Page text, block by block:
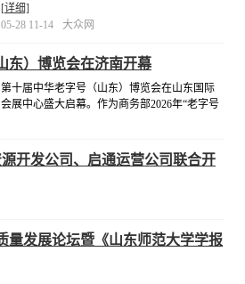
[详细]
05-28 11-14
大众网
东）博览会在济南开幕
第十届中华老字号（山东）博览会在山东国际
会展中心盛大启幕。作为商务部2026年“老字号
品质好物，共同打造老字号领域的品牌盛宴。
[详细]
开发公司、启通运营公司联合开
动
量发展论坛暨《山东师范大学学报
周年学术研讨会成功举办